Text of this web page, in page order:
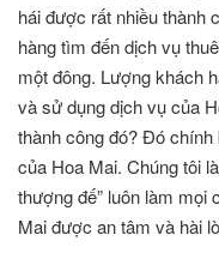
hái được rất nhiều thành
hàng tìm đến dịch vụ
một đông. Lượng khách
và sử dụng dịch vụ của
thành công đó? Đó
của Hoa Mai. Chúng tôi
thượng đế” luôn làm mọi
Mai được an tâm và hài